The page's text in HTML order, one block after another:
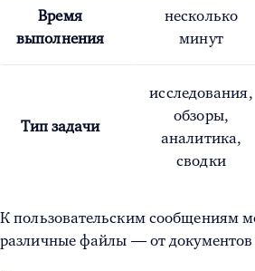
Время
выполнения
несколько
минут
Тип задачи
исследования,
обзоры,
аналитика,
сводки
К пользовательским сообщениям
различные файлы — от